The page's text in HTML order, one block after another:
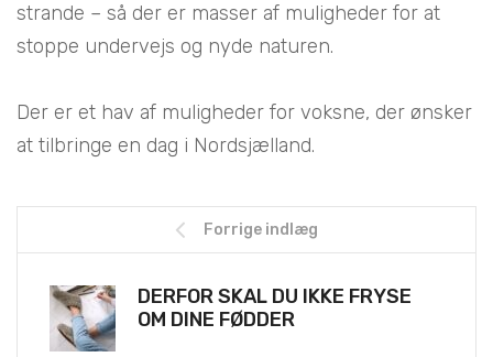
strande – så der er masser af muligheder for at
stoppe undervejs og nyde naturen.
Der er et hav af muligheder for voksne, der ønsker
at tilbringe en dag i Nordsjælland.
Forrige indlæg
DERFOR SKAL DU IKKE FRYSE
OM DINE FØDDER